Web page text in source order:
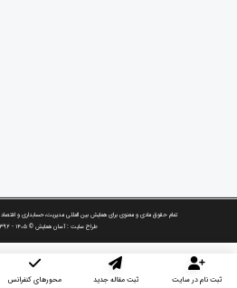
تمام حقوق مادی و معنوی برای همایش بین المللی مدیریت،حسابداری و اقتصاد
طراح سایت :آسان همایش © ۱۴۰۵ - 1392 نسخه 9.11
ثبت نام در سایت ثبت مقاله جدید محورهای کنفرانس